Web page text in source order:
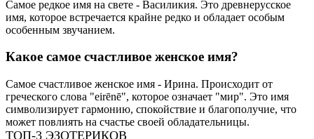
Самое редкое имя на свете - Василикия. Это древнерусское
имя, которое встречается крайне редко и обладает особым
особенным звучанием.
Какое самое счастливое женское имя?
Самое счастливое женское имя - Ирина. Происходит от
греческого слова "eirēnē", которое означает "мир". Это имя
символизирует гармонию, спокойствие и благополучие, что
может повлиять на счастье своей обладательницы.
ТОП-3 ЭЗОТЕРИКОВ